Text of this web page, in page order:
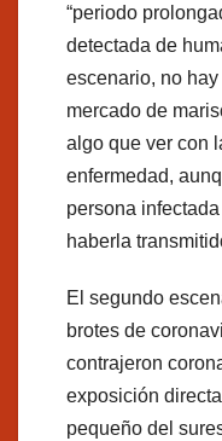
“periodo
detectada de
escenario, no
mercado de
algo que ver con
enfermedad,
persona
haberla
El segundo
brotes de
contrajeron
exposición
pequeño del